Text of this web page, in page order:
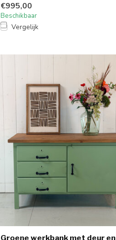
€995,00
Beschikbaar
Vergelijk
Groene werkbank met deur en